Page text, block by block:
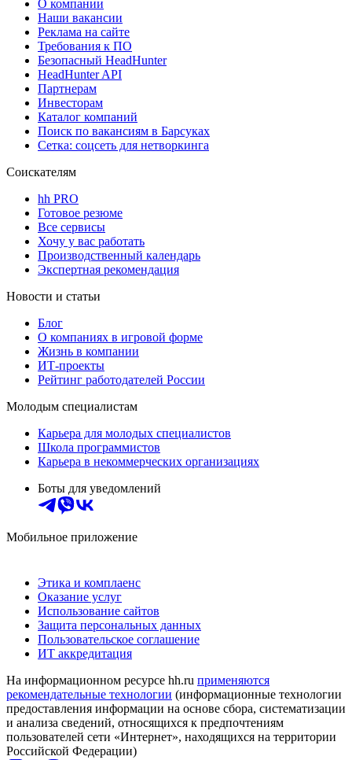
О компании
Наши вакансии
Реклама на сайте
Требования к ПО
Безопасный HeadHunter
HeadHunter API
Партнерам
Инвесторам
Каталог компаний
Поиск по вакансиям в Барсуках
Сетка: соцсеть для нетворкинга
Соискателям
hh PRO
Готовое резюме
Все сервисы
Хочу у вас работать
Производственный календарь
Экспертная рекомендация
Новости и статьи
Блог
О компаниях в игровой форме
Жизнь в компании
ИТ-проекты
Рейтинг работодателей России
Молодым специалистам
Карьера для молодых специалистов
Школа программистов
Карьера в некоммерческих организациях
Боты для уведомлений
Мобильное приложение
Этика и комплаенс
Оказание услуг
Использование сайтов
Защита персональных данных
Пользовательское соглашение
ИТ аккредитация
На информационном ресурсе hh.ru применяются
рекомендательные технологии (информационные технологии
предоставления информации на основе сбора, систематизации
и анализа сведений, относящихся к предпочтениям
пользователей сети «Интернет», находящихся на территории
Российской Федерации)